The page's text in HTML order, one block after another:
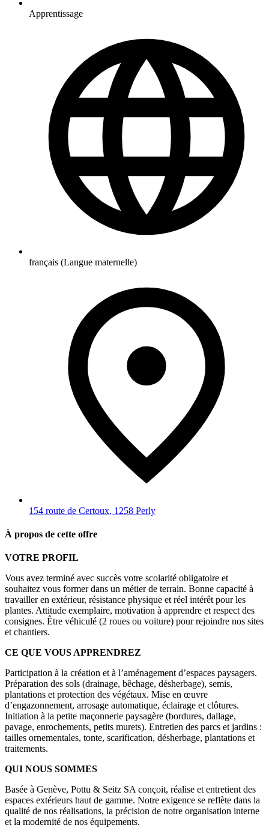
Apprentissage
français (Langue maternelle)
154 route de Certoux, 1258 Perly
À propos de cette offre
VOTRE PROFIL
Vous avez terminé avec succès votre scolarité obligatoire et
souhaitez vous former dans un métier de terrain. Bonne capacité à
travailler en extérieur, résistance physique et réel intérêt pour les
plantes. Attitude exemplaire, motivation à apprendre et respect des
consignes. Être véhiculé (2 roues ou voiture) pour rejoindre nos sites
et chantiers.
CE QUE VOUS APPRENDREZ
Participation à la création et à l’aménagement d’espaces paysagers.
Préparation des sols (drainage, bêchage, désherbage), semis,
plantations et protection des végétaux. Mise en œuvre
d’engazonnement, arrosage automatique, éclairage et clôtures.
Initiation à la petite maçonnerie paysagère (bordures, dallage,
pavage, enrochements, petits murets). Entretien des parcs et jardins :
tailles ornementales, tonte, scarification, désherbage, plantations et
traitements.
QUI NOUS SOMMES
Basée à Genève, Pottu & Seitz SA conçoit, réalise et entretient des
espaces extérieurs haut de gamme. Notre exigence se reflète dans la
qualité de nos réalisations, la précision de notre organisation interne
et la modernité de nos équipements.